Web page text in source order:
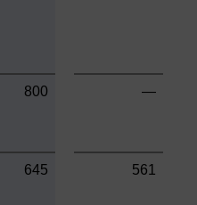
800 —
645 561